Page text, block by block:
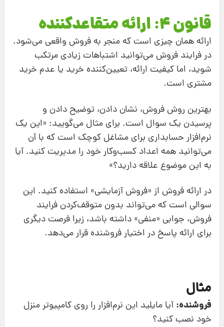
قانون 4: ارائه متقاعد‌کننده
ارائه همان چیزی است که منجر به فروش واقعی می‌شود.
در فرایند فروش می‌توانید اشتباهات زیادی مرتکب
شوید، اما کیفیت ارائه، تعیین‌کننده خرید یا عدم خرید
مشتری است.
بهترین روش فروش، نشان دادن، توضیح دادن و
پرسیدن یک سوال است. برای مثال می‌گویید: «این یک
نرم‌افزار حسابداری برای مشاغل کوچک است که با آن
می‌توانید همه اعداد کسب‌و‌کار خود را مدیریت کنید. آیا
به این موضوع علاقه دارید؟»
در ارائه فروش از «فروش آزمایشی» استفاده کنید. این
سوالی است که می‌تواند بدون متوقف‌کردن فرایند
فروش، جوابی «منفی» داشته باشد، زیرا فرصت دیگری
برای ارائه پاسخ در اختیار فروشنده قرار می‌دهد.
مثال
فروشنده:آیا مایلید این نرم‌افزار را روی کامپیوتر منزل
خود نصب کنید؟